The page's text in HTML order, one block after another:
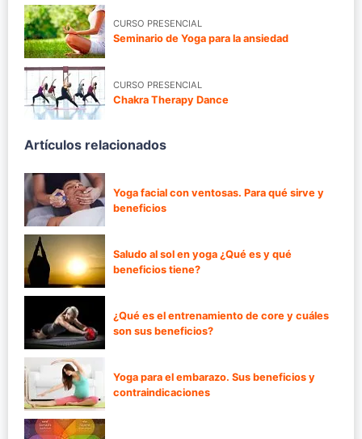
CURSO PRESENCIAL
Seminario de Yoga para la ansiedad
CURSO PRESENCIAL
Chakra Therapy Dance
Artículos relacionados
Yoga facial con ventosas. Para qué sirve y
beneficios
Saludo al sol en yoga ¿Qué es y qué
beneficios tiene?
¿Qué es el entrenamiento de core y cuáles
son sus beneficios?
Yoga para el embarazo. Sus beneficios y
contraindicaciones